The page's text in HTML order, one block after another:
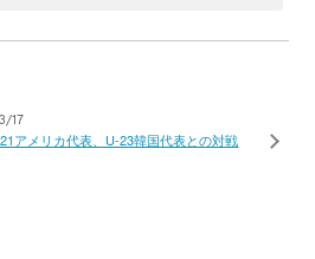
17
アメリカ代表、U-23韓国代表との対戦